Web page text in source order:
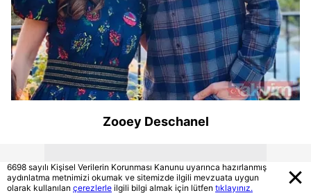
Zooey Deschanel
6698 sayılı Kişisel Verilerin Korunması Kanunu uyarınca hazırlanmış
aydınlatma metnimizi okumak ve sitemizde ilgili mevzuata uygun
olarak kullanılan çerezlerle ilgili bilgi almak için lütfen tıklayınız.